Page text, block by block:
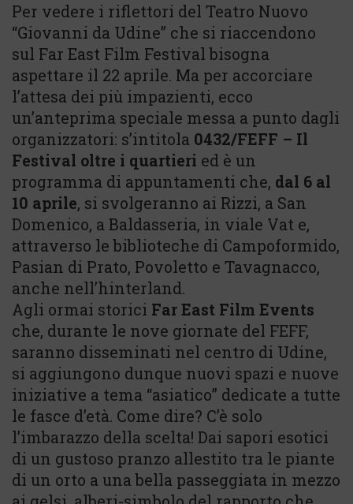
Per vedere i riflettori del Teatro Nuovo
“Giovanni da Udine” che si riaccendono
sul Far East Film Festival bisogna
aspettare il 22 aprile. Ma per accorciare
l’attesa dei più impazienti, ecco
un’anteprima speciale messa a punto dagli
organizzatori: s’intitola 0432/FEFF – Il
Festival oltre i quartieri ed è un
programma di appuntamenti che, dal 6 al
10 aprile, si svolgeranno ai Rizzi, a San
Domenico, a Baldasseria, in viale Vat e,
attraverso le biblioteche di Campoformido,
Pasian di Prato, Povoletto e Tavagnacco,
anche nell’hinterland.
Agli ormai storici Far East Film Events
che, durante le nove giornate del FEFF,
saranno disseminati nel centro di Udine,
si aggiungono dunque nuovi spazi e nuove
iniziative a tema “asiatico” dedicate a tutte
le fasce d’età. Come dire? C’è solo
l’imbarazzo della scelta! Dai sapori esotici
di un gustoso pranzo allestito tra le piante
di un orto a una bella passeggiata in mezzo